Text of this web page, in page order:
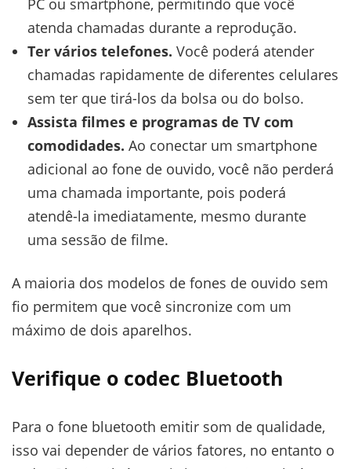
atenda chamadas durante a reprodução.
Ter vários telefones. Você poderá atender
chamadas rapidamente de diferentes celulares
sem ter que tirá-los da bolsa ou do bolso.
Assista filmes e programas de TV com
comodidades. Ao conectar um smartphone
adicional ao fone de ouvido, você não perderá
uma chamada importante, pois poderá
atendê-la imediatamente, mesmo durante
uma sessão de filme.
A maioria dos modelos de fones de ouvido sem
fio permitem que você sincronize com um
máximo de dois aparelhos.
Verifique o codec Bluetooth
Para o fone bluetooth emitir som de qualidade,
isso vai depender de vários fatores, no entanto o